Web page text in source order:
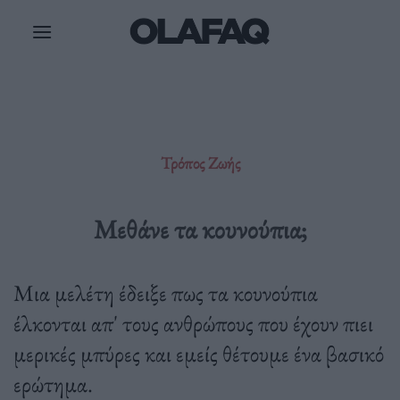
Τρόπος Ζωής
Μεθάνε τα κουνούπια;
Μια μελέτη έδειξε πως τα κουνούπια
έλκονται απ' τους ανθρώπους που έχουν πιει
μερικές μπύρες και εμείς θέτουμε ένα βασικό
ερώτημα.